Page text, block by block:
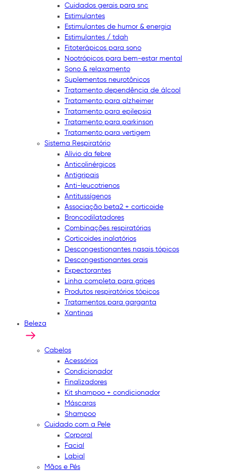
Cuidados gerais para snc
Estimulantes
Estimulantes de humor & energia
Estimulantes / tdah
Fitoterápicos para sono
Nootrópicos para bem-estar mental
Sono & relaxamento
Suplementos neurotônicos
Tratamento dependência de álcool
Tratamento para alzheimer
Tratamento para epilepsia
Tratamento para parkinson
Tratamento para vertigem
Sistema Respiratório
Alívio da febre
Anticolinérgicos
Antigripais
Anti-leucotrienos
Antitussígenos
Associação beta2 + corticoide
Broncodilatadores
Combinações respiratórias
Corticoides inalatórios
Descongestionantes nasais tópicos
Descongestionantes orais
Expectorantes
Linha completa para gripes
Produtos respiratórios tópicos
Tratamentos para garganta
Xantinas
Beleza
Cabelos
Acessórios
Condicionador
Finalizadores
Kit shampoo + condicionador
Máscaras
Shampoo
Cuidado com a Pele
Corporal
Facial
Labial
Mãos e Pés